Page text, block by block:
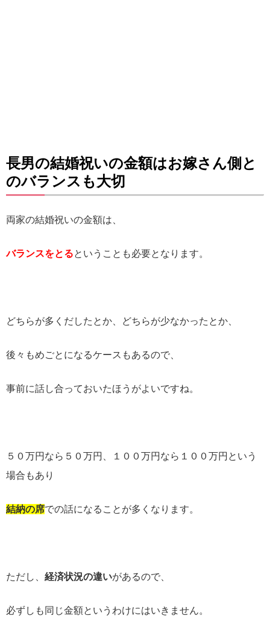
長男の結婚祝いの金額はお嫁さん側と
のバランスも大切
両家の結婚祝いの金額は、
バランスをとるということも必要となります。
どちらが多くだしたとか、どちらが少なかったとか、
後々もめごとになるケースもあるので、
事前に話し合っておいたほうがよいですね。
５０万円なら５０万円、１００万円なら１００万円という
場合もあり
結納の席での話になることが多くなります。
ただし、 経済状況の違いがあるので、
必ずしも同じ金額というわけにはいきません。